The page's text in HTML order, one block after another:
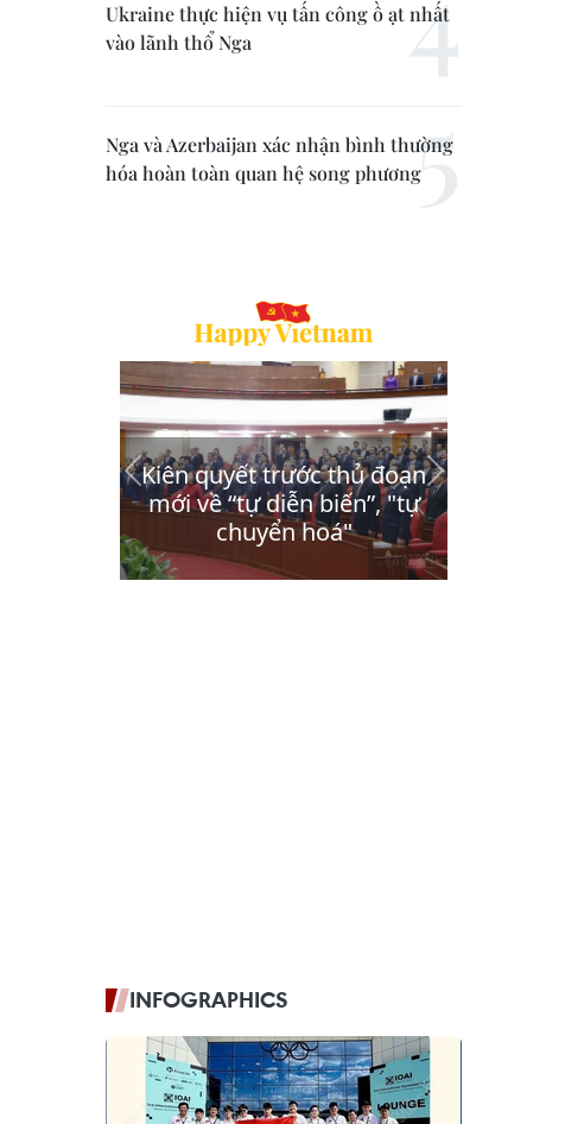
Ukraine thực hiện vụ tấn công ồ ạt nhất
vào lãnh thổ Nga
Nga và Azerbaijan xác nhận bình thường
hóa hoàn toàn quan hệ song phương
INFOGRAPHICS